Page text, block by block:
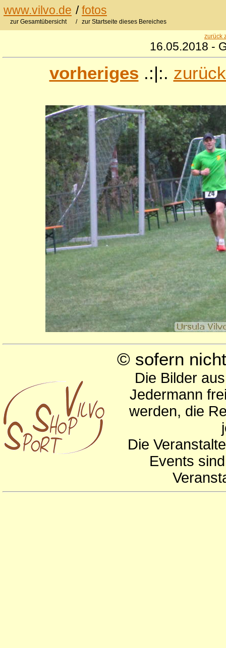
www.vilvo.de /fotos
zur Gesamtübersicht / zur Startseite dieses Bereiches
zurück
16.05.2018 -
vorheriges .:|:.
© sofern
Die Bilder
Jedermann
werden, die
Die
Events